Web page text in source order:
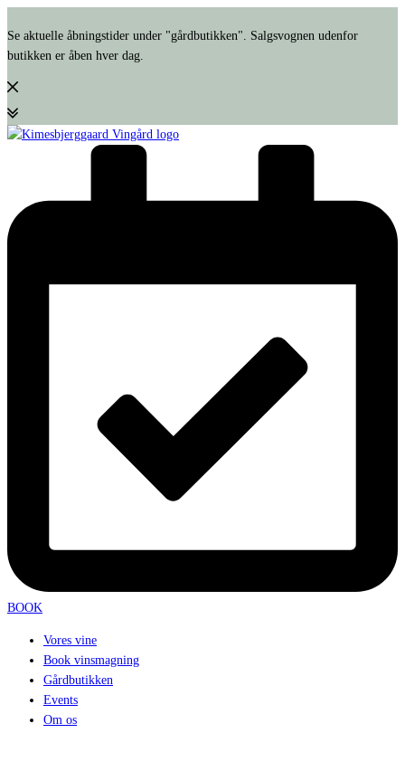
Se aktuelle åbningstider under "gårdbutikken". Salgsvognen udenfor
butikken er åben hver dag.
BOOK
Vores vine
Book vinsmagning
Gårdbutikken
Events
Om os